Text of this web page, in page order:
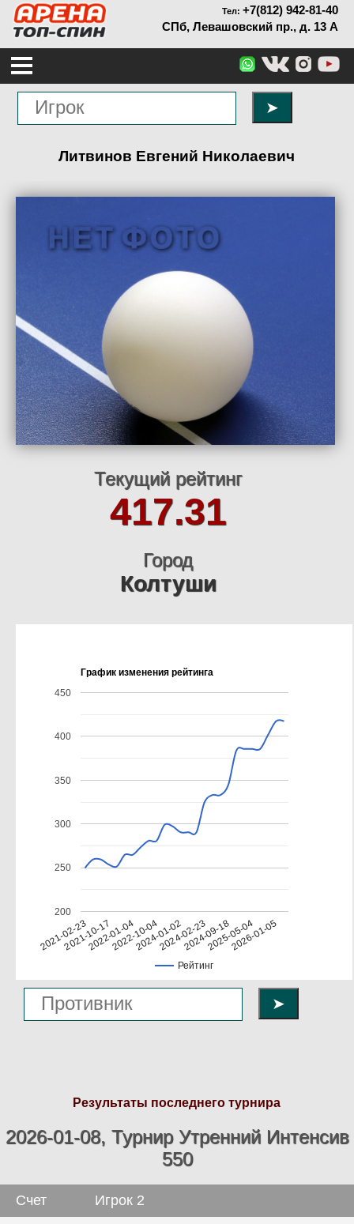
Тел: +7(812) 942-81-40
СПб, Левашовский пр., д. 13 А
➤
Литвинов Евгений Николаевич
Текущий рейтинг
417.31
Город
Колтуши
График изменения рейтинга
Рейтинг
2021-02-23
2021-10-172022-01-042022-10-042024-01-022024-02-232024-09-182025-05-04
2026-01-05
200
250
300
350
400
450
➤
Результаты последнего турнира
2026-01-08, Турнир Утренний Интенсив
550
Счет Игрок 2